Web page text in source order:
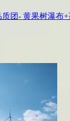
团- 黄果树瀑布